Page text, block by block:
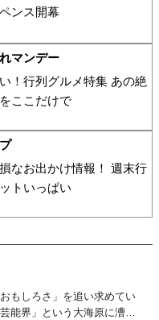
ンス開幕
マンデー
！行列グルメ特集 あの絶
ここだけで
なお出かけ情報！ 週末行
トいっぱい
もしろさ」を追い求めてい
能界」という大海原に漕ぎ